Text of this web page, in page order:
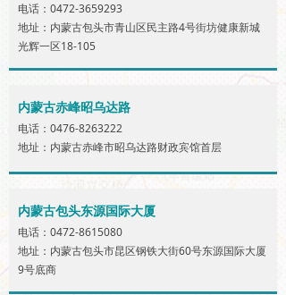
电话：0472-3659293
地址：内蒙古包头市青山区民主路4号街坊健康新城
光辉一区18-105
内蒙古赤峰昭乌达路
电话：0476-8263222
地址：内蒙古赤峰市昭乌达路财政宾馆首层
内蒙古包头东源国际大厦
电话：0472-8615080
地址：内蒙古包头市昆区钢铁大街60号东源国际大厦
9号底商